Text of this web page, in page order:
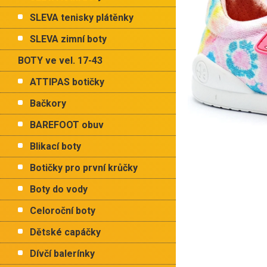
n
l
SLEVA tenisky plátěnky
SLEVA zimní boty
BOTY ve vel. 17-43
ATTIPAS botičky
Bačkory
BAREFOOT obuv
Blikací boty
Botičky pro první krůčky
Boty do vody
Celoroční boty
Dětské capáčky
Dívčí balerínky